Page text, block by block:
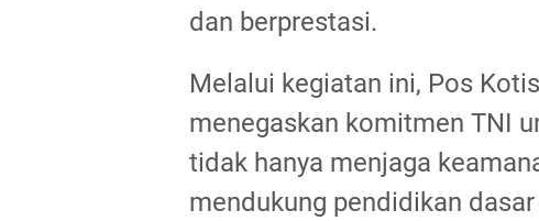
dan berprestasi.
Melalui kegiatan ini, Pos
menegaskan komitmen TNI
tidak hanya menjaga
mendukung pendidikan